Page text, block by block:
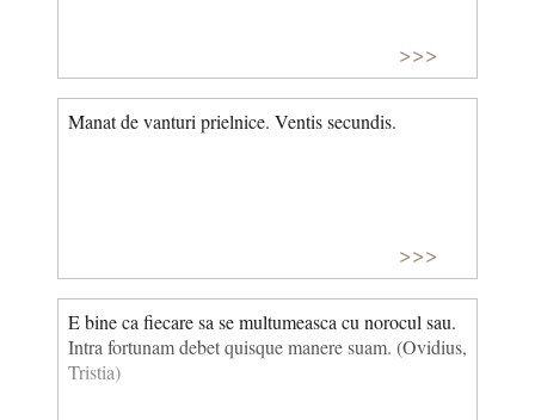
>>>
Manat de vanturi prielnice. Ventis secundis.
>>>
E bine ca fiecare sa se multumeasca cu norocul sau.
Intra fortunam debet quisque manere suam. (Ovidius,
Tristia)